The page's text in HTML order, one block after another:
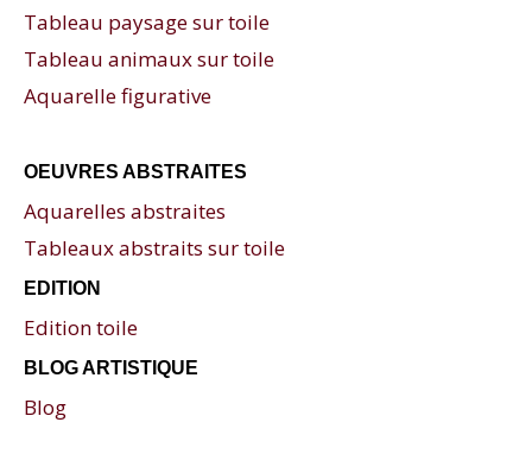
Tableau paysage sur toile
Tableau animaux sur toile
Aquarelle figurative
OEUVRES ABSTRAITES
Aquarelles abstraites
Tableaux abstraits sur toile
EDITION
Edition toile
BLOG ARTISTIQUE
Blog